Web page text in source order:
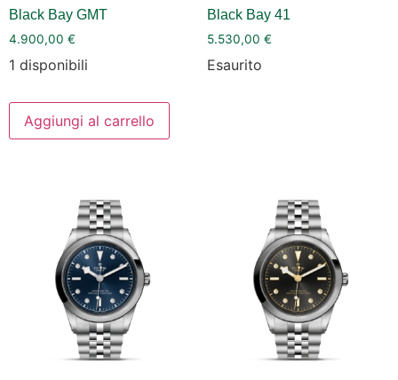
Black Bay GMT
4.900,00 €
1 disponibili
Aggiungi al carrello
Black Bay 41
5.530,00 €
Esaurito